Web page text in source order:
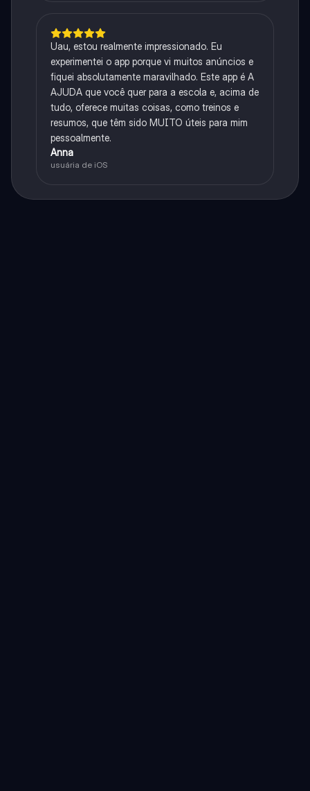
Uau, estou realmente impressionado. Eu
experimentei o app porque vi muitos anúncios e
fiquei absolutamente maravilhado. Este app é A
AJUDA que você quer para a escola e, acima de
tudo, oferece muitas coisas, como treinos e
resumos, que têm sido MUITO úteis para mim
pessoalmente.
Anna
usuária de iOS